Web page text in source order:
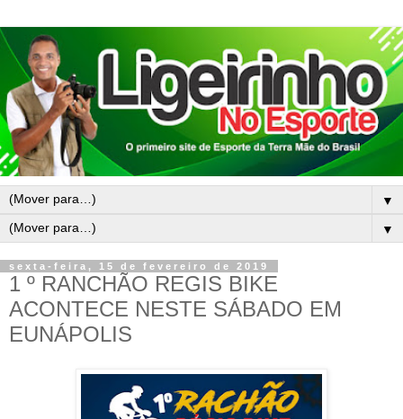
▼
▼
sexta-feira, 15 de fevereiro de 2019
1 º RANCHÃO REGIS BIKE
ACONTECE NESTE SÁBADO EM
EUNÁPOLIS